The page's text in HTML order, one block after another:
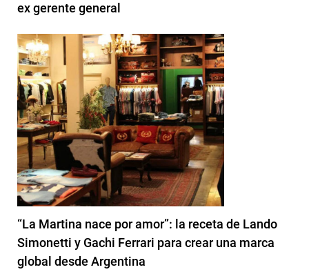
ex gerente general
“La Martina nace por amor”: la receta de Lando
Simonetti y Gachi Ferrari para crear una marca
global desde Argentina